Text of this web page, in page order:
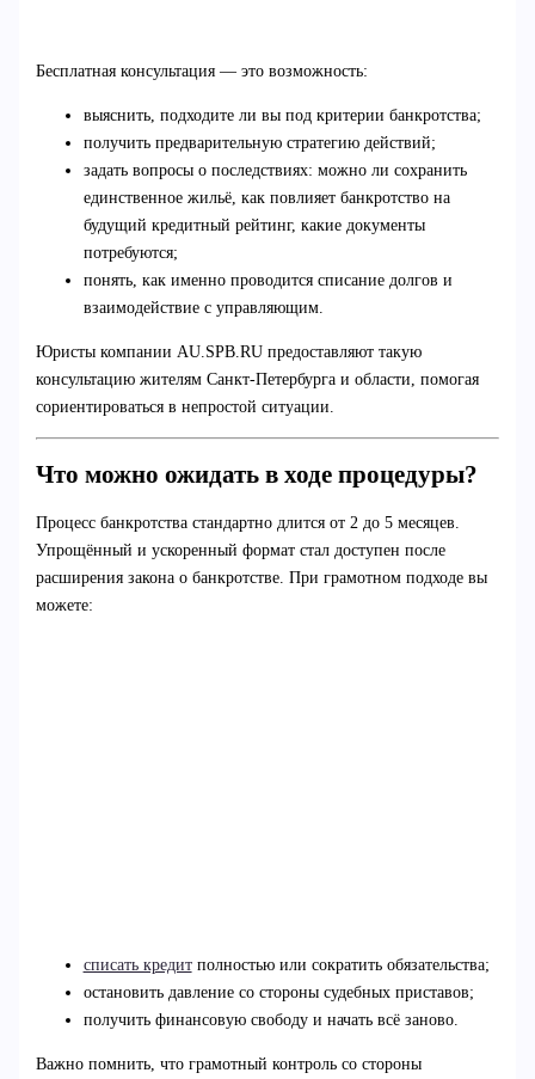
Бесплатная консультация — это возможность:
выяснить, подходите ли вы под критерии банкротства;
получить предварительную стратегию действий;
задать вопросы о последствиях: можно ли сохранить
единственное жильё, как повлияет банкротство на
будущий кредитный рейтинг, какие документы
потребуются;
понять, как именно проводится списание долгов и
взаимодействие с управляющим.
Юристы компании AU.SPB.RU предоставляют такую
консультацию жителям Санкт-Петербурга и области, помогая
сориентироваться в непростой ситуации.
Что можно ожидать в ходе процедуры?
Процесс банкротства стандартно длится от 2 до 5 месяцев.
Упрощённый и ускоренный формат стал доступен после
расширения закона о банкротстве. При грамотном подходе вы
можете:
списать кредитполностью или сократить обязательства;
остановить давление со стороны судебных приставов;
получить финансовую свободу и начать всё заново.
Важно помнить, что грамотный контроль со стороны